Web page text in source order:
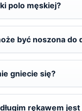
polo męskiej?
być noszona do
gniecie się?
rękawem